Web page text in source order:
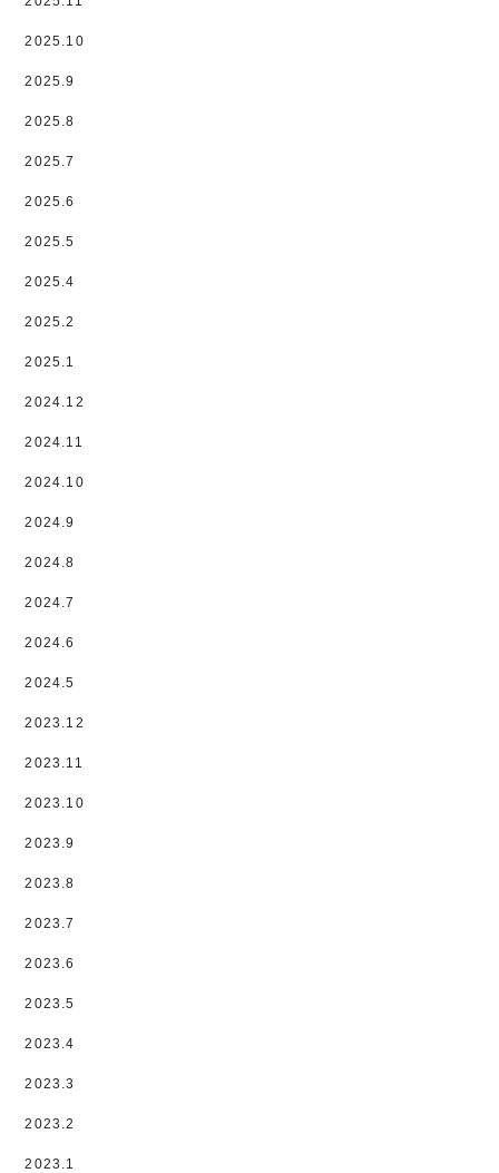
2025.10
2025.9
2025.8
2025.7
2025.6
2025.5
2025.4
2025.2
2025.1
2024.12
2024.11
2024.10
2024.9
2024.8
2024.7
2024.6
2024.5
2023.12
2023.11
2023.10
2023.9
2023.8
2023.7
2023.6
2023.5
2023.4
2023.3
2023.2
2023.1